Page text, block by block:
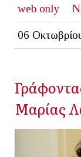
web only
06
Μαρίας